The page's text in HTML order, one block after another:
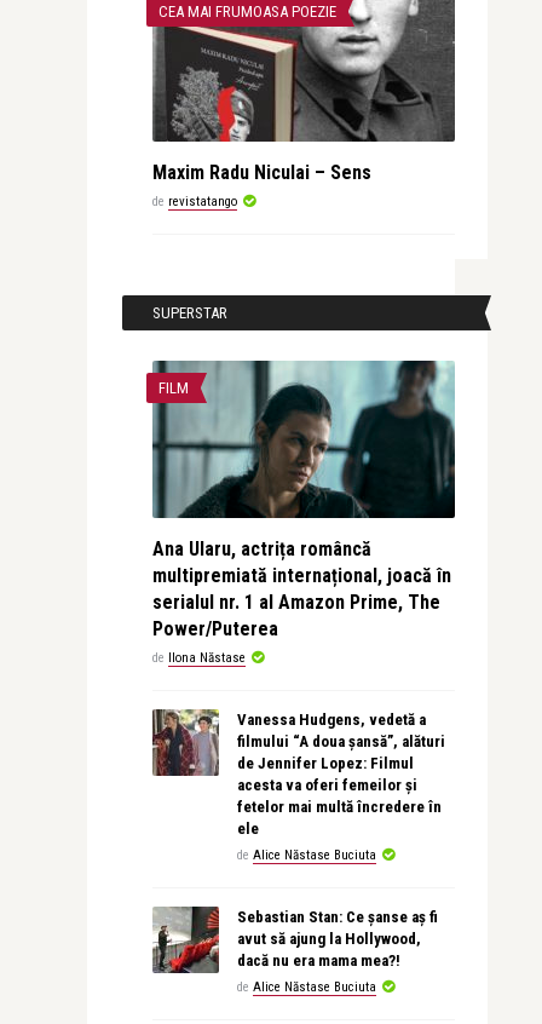
CEA MAI FRUMOASA POEZIE
Maxim Radu Niculai – Sens
de revistatango
SUPERSTAR
FILM
Ana Ularu, actrița româncă
multipremiată internațional, joacă în
serialul nr. 1 al Amazon Prime, The
Power/Puterea
de Ilona Năstase
Vanessa Hudgens, vedetă a
filmului “A doua șansă”, alături
de Jennifer Lopez: Filmul
acesta va oferi femeilor și
fetelor mai multă încredere în
ele
de Alice Năstase Buciuta
Sebastian Stan: Ce șanse aș fi
avut să ajung la Hollywood,
dacă nu era mama mea?!
de Alice Năstase Buciuta